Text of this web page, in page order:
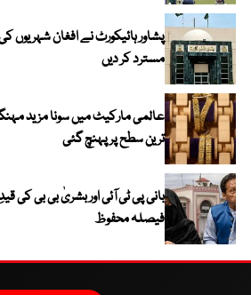
پشاور ہائیکورٹ نے افغان شہریوں
مسترد کر دیں
ترین سطح پر پہنچ گئی
بانی پی ٹی آئی اور بشریٰ بی بی کی
فیصلہ محفوظ